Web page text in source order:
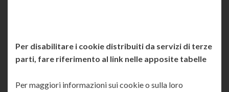
Per disabilitare i cookie distribuiti da servizi di terze
parti, fare riferimento al link nelle apposite tabelle
Per maggiori informazioni sui cookie o sulla loro